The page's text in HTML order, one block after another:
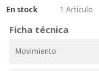
En stock 1 Artículo
Ficha técnica
Movimiento